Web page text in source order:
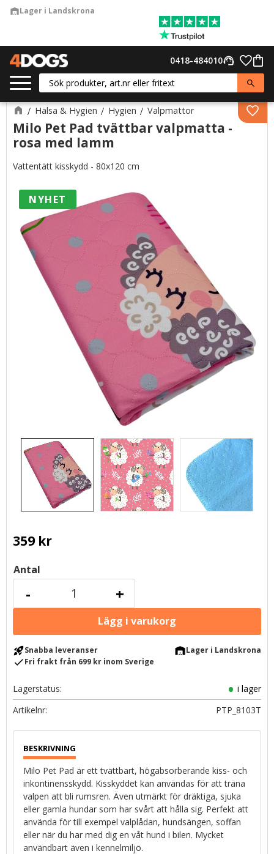
warehouseLager i Landskrona
support_agent
0418-484010
Hälsa & Hygien Hygien Valpmattor
Milo Pet Pad tvättbar valpmatta -
rosa med lamm
Vattentätt kisskydd - 80x120 cm
NYHET
359kr
Antal
+
-
rocket_launchSnabba leveranser warehouseLager i Landskrona
checkFri frakt från 699 kr inom Sverige
Lagerstatus
i lager
Artikelnr
PTP_8103T
Milo Pet Pad är ett tvättbart, högabsorberande kiss- och
inkontinensskydd. Kisskyddet kan användas för att träna
valpen att bli rumsren. Även utmärkt för dräktiga, sjuka
eller gamla hundar som har svårt att hålla sig. Perfekt att
använda för till exempel valplådan, hundsängen, soffan
eller när du har med dig en våt hund i bilen. Mycket
användbart även i kennelmiljö.